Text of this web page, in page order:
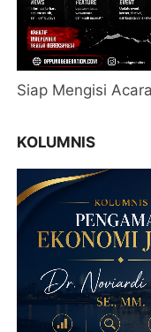
Siap Mengisi
KOLUMNIS